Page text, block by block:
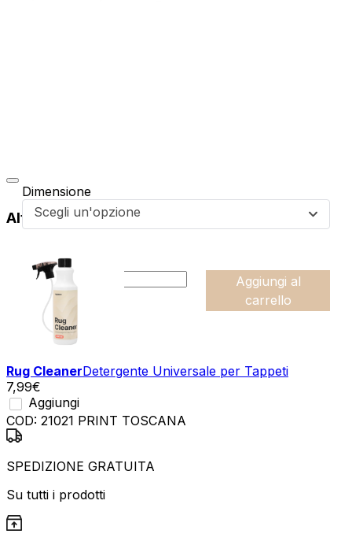
Dimensione
Scegli un'opzione
:product_name quantity
Aggiungi al
carrello
Altri prodotti di questa collezione
Rug CleanerDetergente Universale per Tappeti
7,99€
Aggiungi
COD: 21021 PRINT TOSCANA
SPEDIZIONE GRATUITA
Su tutti i prodotti